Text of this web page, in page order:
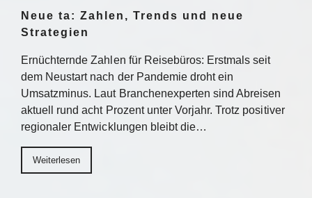
Neue ta: Zahlen, Trends und neue
Strategien
Ernüchternde Zahlen für Reisebüros: Erstmals seit
dem Neustart nach der Pandemie droht ein
Umsatzminus. Laut Branchenexperten sind Abreisen
aktuell rund acht Prozent unter Vorjahr. Trotz positiver
regionaler Entwicklungen bleibt die…
Weiterlesen